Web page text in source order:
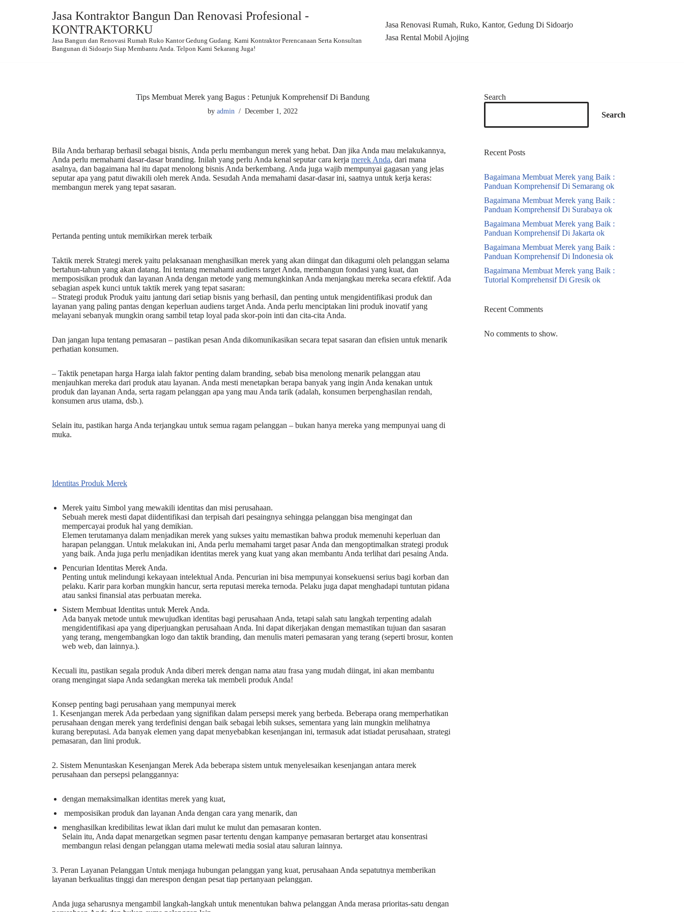
Jasa Kontraktor Bangun Dan Renovasi Profesional -
KONTRAKTORKU
Jasa Bangun dan Renovasi Rumah Ruko Kantor Gedung Gudang. Kami Kontraktor Perencanaan Serta Konsultan
Bangunan di Sidoarjo Siap Membantu Anda. Telpon Kami Sekarang Juga!
Jasa Renovasi Rumah, Ruko, Kantor, Gedung Di Sidoarjo
Jasa Rental Mobil Ajojing
Tips Membuat Merek yang Bagus : Petunjuk Komprehensif Di Bandung
by admin December 1, 2022
Bila Anda berharap berhasil sebagai bisnis, Anda perlu membangun merek yang hebat. Dan jika Anda mau melakukannya,
Anda perlu memahami dasar-dasar branding. Inilah yang perlu Anda kenal seputar cara kerja merek Anda, dari mana
asalnya, dan bagaimana hal itu dapat menolong bisnis Anda berkembang. Anda juga wajib mempunyai gagasan yang jelas
seputar apa yang patut diwakili oleh merek Anda. Sesudah Anda memahami dasar-dasar ini, saatnya untuk kerja keras:
membangun merek yang tepat sasaran.
Pertanda penting untuk memikirkan merek terbaik
Taktik merek Strategi merek yaitu pelaksanaan menghasilkan merek yang akan diingat dan dikagumi oleh pelanggan selama
bertahun-tahun yang akan datang. Ini tentang memahami audiens target Anda, membangun fondasi yang kuat, dan
memposisikan produk dan layanan Anda dengan metode yang memungkinkan Anda menjangkau mereka secara efektif. Ada
sebagian aspek kunci untuk taktik merek yang tepat sasaran:
– Strategi produk Produk yaitu jantung dari setiap bisnis yang berhasil, dan penting untuk mengidentifikasi produk dan
layanan yang paling pantas dengan keperluan audiens target Anda. Anda perlu menciptakan lini produk inovatif yang
melayani sebanyak mungkin orang sambil tetap loyal pada skor-poin inti dan cita-cita Anda.
Dan jangan lupa tentang pemasaran – pastikan pesan Anda dikomunikasikan secara tepat sasaran dan efisien untuk menarik
perhatian konsumen.
– Taktik penetapan harga Harga ialah faktor penting dalam branding, sebab bisa menolong menarik pelanggan atau
menjauhkan mereka dari produk atau layanan. Anda mesti menetapkan berapa banyak yang ingin Anda kenakan untuk
produk dan layanan Anda, serta ragam pelanggan apa yang mau Anda tarik (adalah, konsumen berpenghasilan rendah,
konsumen arus utama, dsb.).
Selain itu, pastikan harga Anda terjangkau untuk semua ragam pelanggan – bukan hanya mereka yang mempunyai uang di
muka.
Identitas Produk Merek
Merek yaitu Simbol yang mewakili identitas dan misi perusahaan.
Sebuah merek mesti dapat diidentifikasi dan terpisah dari pesaingnya sehingga pelanggan bisa mengingat dan
mempercayai produk hal yang demikian.
Elemen terutamanya dalam menjadikan merek yang sukses yaitu memastikan bahwa produk memenuhi keperluan dan
harapan pelanggan. Untuk melakukan ini, Anda perlu memahami target pasar Anda dan mengoptimalkan strategi produk
yang baik. Anda juga perlu menjadikan identitas merek yang kuat yang akan membantu Anda terlihat dari pesaing Anda.
Pencurian Identitas Merek Anda.
Penting untuk melindungi kekayaan intelektual Anda. Pencurian ini bisa mempunyai konsekuensi serius bagi korban dan
pelaku. Karir para korban mungkin hancur, serta reputasi mereka ternoda. Pelaku juga dapat menghadapi tuntutan pidana
atau sanksi finansial atas perbuatan mereka.
Sistem Membuat Identitas untuk Merek Anda.
Ada banyak metode untuk mewujudkan identitas bagi perusahaan Anda, tetapi salah satu langkah terpenting adalah
mengidentifikasi apa yang diperjuangkan perusahaan Anda. Ini dapat dikerjakan dengan memastikan tujuan dan sasaran
yang terang, mengembangkan logo dan taktik branding, dan menulis materi pemasaran yang terang (seperti brosur, konten
web web, dan lainnya.).
Kecuali itu, pastikan segala produk Anda diberi merek dengan nama atau frasa yang mudah diingat, ini akan membantu
orang mengingat siapa Anda sedangkan mereka tak membeli produk Anda!
Konsep penting bagi perusahaan yang mempunyai merek
1. Kesenjangan merek Ada perbedaan yang signifikan dalam persepsi merek yang berbeda. Beberapa orang memperhatikan
perusahaan dengan merek yang terdefinisi dengan baik sebagai lebih sukses, sementara yang lain mungkin melihatnya
kurang bereputasi. Ada banyak elemen yang dapat menyebabkan kesenjangan ini, termasuk adat istiadat perusahaan, strategi
pemasaran, dan lini produk.
2. Sistem Menuntaskan Kesenjangan Merek Ada beberapa sistem untuk menyelesaikan kesenjangan antara merek
perusahaan dan persepsi pelanggannya:
dengan memaksimalkan identitas merek yang kuat,
memposisikan produk dan layanan Anda dengan cara yang menarik, dan
menghasilkan kredibilitas lewat iklan dari mulut ke mulut dan pemasaran konten.
Selain itu, Anda dapat menargetkan segmen pasar tertentu dengan kampanye pemasaran bertarget atau konsentrasi
membangun relasi dengan pelanggan utama melewati media sosial atau saluran lainnya.
3. Peran Layanan Pelanggan Untuk menjaga hubungan pelanggan yang kuat, perusahaan Anda sepatutnya memberikan
layanan berkualitas tinggi dan merespon dengan pesat tiap pertanyaan pelanggan.
Anda juga seharusnya mengambil langkah-langkah untuk menentukan bahwa pelanggan Anda merasa prioritas-satu dengan
Search
Search
Recent Posts
Bagaimana Membuat Merek yang Baik :
Panduan Komprehensif Di Semarang ok
Bagaimana Membuat Merek yang Baik :
Panduan Komprehensif Di Surabaya ok
Bagaimana Membuat Merek yang Baik :
Panduan Komprehensif Di Jakarta ok
Bagaimana Membuat Merek yang Baik :
Panduan Komprehensif Di Indonesia ok
Bagaimana Membuat Merek yang Baik :
Tutorial Komprehensif Di Gresik ok
Recent Comments
No comments to show.